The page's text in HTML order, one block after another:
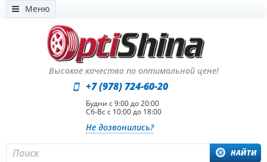
Меню
Высокое качество по оптимальной цене!
НАЙТИ
+7 (978) 724-60-20
Будни с 9:00 до 20:00
Сб-Вс с 10:00 до 18:00
Не дозвонились?